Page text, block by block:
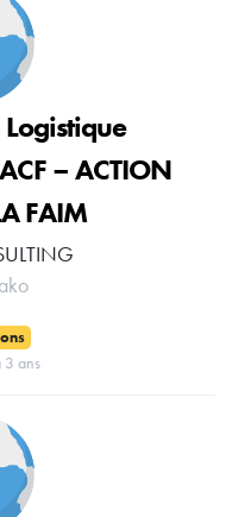
– ACTION
FAIM
3 ans